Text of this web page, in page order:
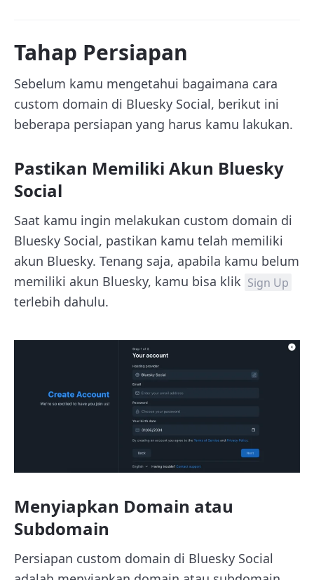
Tahap Persiapan
Sebelum kamu mengetahui bagaimana cara
custom domain di Bluesky Social, berikut ini
beberapa persiapan yang harus kamu lakukan.
Pastikan Memiliki Akun Bluesky
Social
Saat kamu ingin melakukan custom domain di
Bluesky Social, pastikan kamu telah memiliki
akun Bluesky. Tenang saja, apabila kamu belum
memiliki akun Bluesky, kamu bisa klik Sign Up
terlebih dahulu.
Menyiapkan Domain atau
Subdomain
Persiapan custom domain di Bluesky Social